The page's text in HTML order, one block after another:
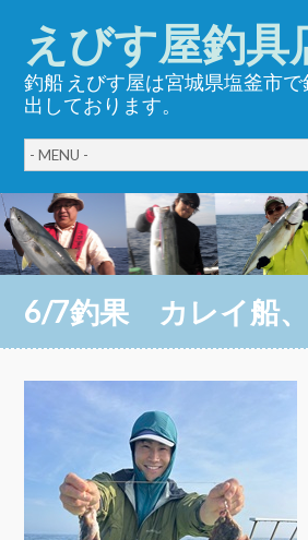
えびす屋釣具
釣船 えびす屋は宮城県塩釜市
出しております。
6/7釣果 カレイ船